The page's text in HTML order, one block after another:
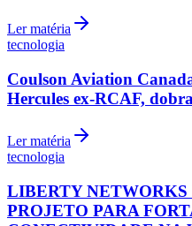
Grêmio
Ler matéria
tecnologia
Coulson Aviation
Hercules ex-RCAF,
Ler matéria
tecnologia
LIBERTY
PROJETO PARA